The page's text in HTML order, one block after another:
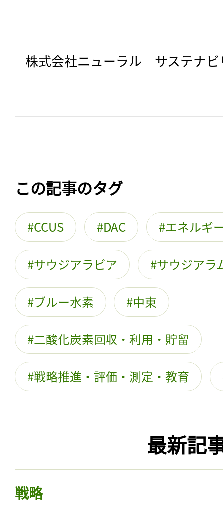
株式会社ニューラル　サステナ
この記事のタグ
CCUS DAC エネルギ
サウジアラビア サウジアラ
ブルー水素 中東
二酸化炭素回収・利用・貯留
戦略推進・評価・測定・教育
最新記
戦略